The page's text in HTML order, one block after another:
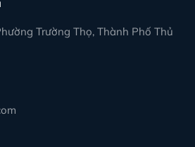
Trường Thọ, Thành Phố Thủ